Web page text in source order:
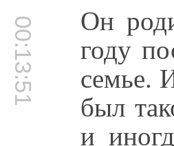
00:13:51 Он
году
семье.
был
и